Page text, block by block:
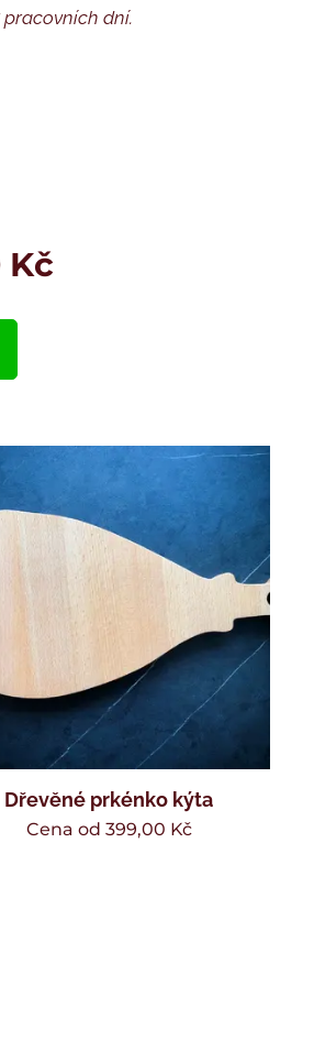
dní.
Kč
Dřevěné prkénko kýta
Cena od 399,00 Kč